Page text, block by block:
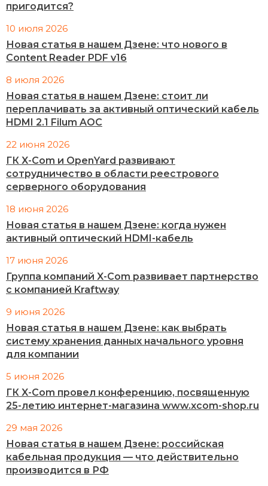
пригодится?
10 июля 2026
Новая статья в нашем Дзене: что нового в
Content Reader PDF v16
8 июля 2026
Новая статья в нашем Дзене: стоит ли
переплачивать за активный оптический кабель
HDMI 2.1 Filum AOC
22 июня 2026
ГК X-Com и OpenYard развивают
сотрудничество в области реестрового
серверного оборудования
18 июня 2026
Новая статья в нашем Дзене: когда нужен
активный оптический HDMI-кабель
17 июня 2026
Группа компаний X-Com развивает партнерство
с компанией Kraftway
9 июня 2026
Новая статья в нашем Дзене: как выбрать
систему хранения данных начального уровня
для компании
5 июня 2026
ГК X-Com провел конференцию, посвященную
25-летию интернет-магазина www.xcom-shop.ru
29 мая 2026
Новая статья в нашем Дзене: российская
кабельная продукция — что действительно
производится в РФ